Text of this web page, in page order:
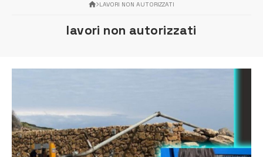
LAVORI NON AUTORIZZATI
lavori non autorizzati